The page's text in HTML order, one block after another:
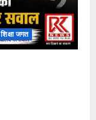
शिक्षा जगत